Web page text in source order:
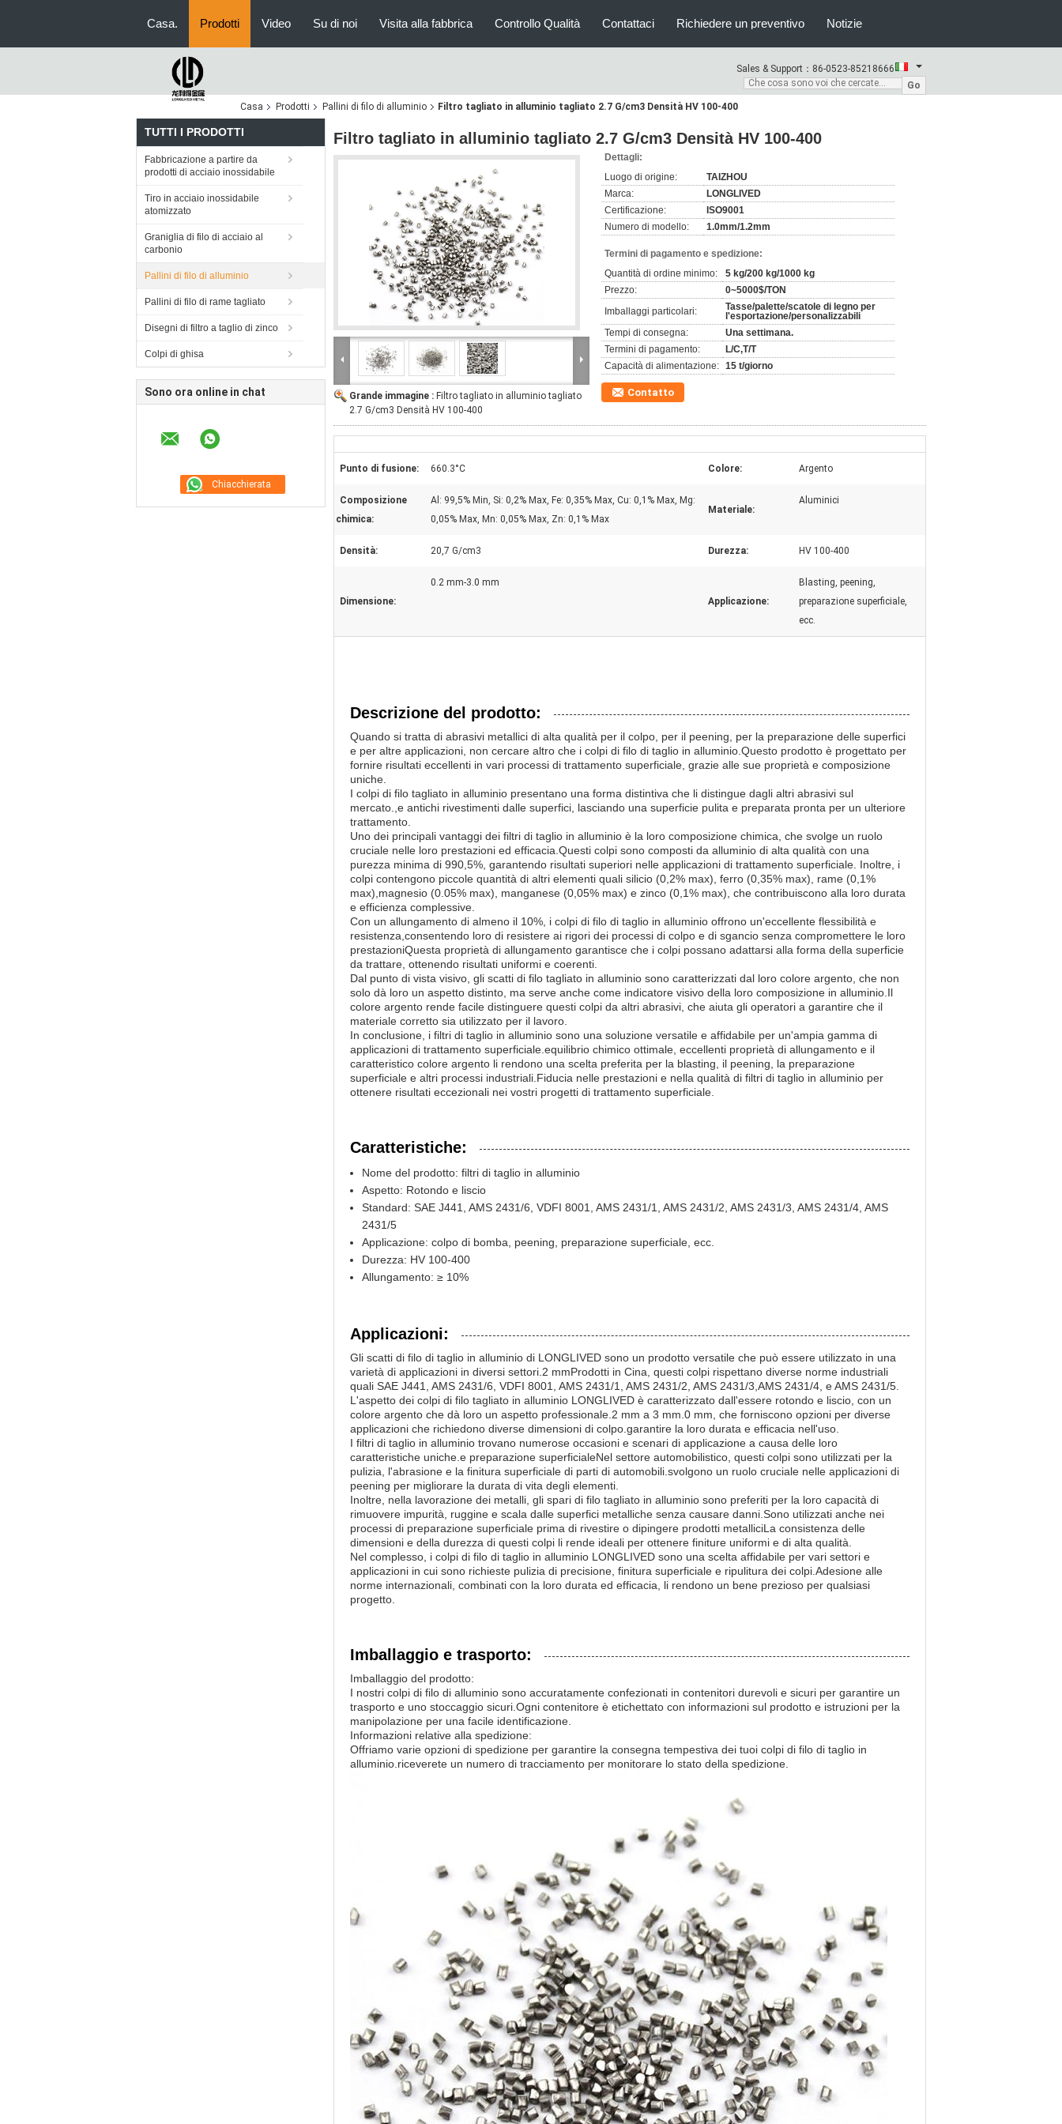
Casa. Prodotti Video Su di noi Visita alla fabbrica Controllo Qualità Contattaci Richiedere un preventivo Notizie
Sales & Support： 86-0523-85218666
Go
Casa
Prodotti Pallini di filo di alluminio Filtro tagliato in alluminio tagliato 2.7 G/cm3 Densità HV 100-400
TUTTI I PRODOTTI
Fabbricazione a partire da
prodotti di acciaio inossidabile
Tiro in acciaio inossidabile
atomizzato
Graniglia di filo di acciaio al
carbonio
Pallini di filo di alluminio
Pallini di filo di rame tagliato
Disegni di filtro a taglio di zinco
Colpi di ghisa
Sono ora online in chat
Filtro tagliato in alluminio tagliato 2.7 G/cm3 Densità HV 100-400
Grande immagine : Filtro tagliato in alluminio tagliato
2.7 G/cm3 Densità HV 100-400
Dettagli:
Luogo di origine:
TAIZHOU
Marca:
LONGLIVED
Certificazione:
ISO9001
Numero di modello:
1.0mm/1.2mm
Termini di pagamento e spedizione:
Quantità di ordine minimo:
5 kg/200 kg/1000 kg
Prezzo:
0~5000$/TON
Imballaggi particolari:
Tasse/palette/scatole di legno per
l'esportazione/personalizzabili
Tempi di consegna:
Una settimana.
Termini di pagamento:
L/C,T/T
Capacità di alimentazione: 15 t/giorno
Contatto
Punto di fusione: 660.3°C Colore: Argento
Composizione
chimica:
Al: 99,5% Min, Si: 0,2% Max, Fe: 0,35% Max, Cu: 0,1% Max, Mg:
0,05% Max, Mn: 0,05% Max, Zn: 0,1% Max
Materiale:
Aluminici
Densità: 20,7 G/cm3 Durezza: HV 100-400
Dimensione:
0.2 mm-3.0 mm
Applicazione:
Blasting, peening,
preparazione superficiale,
ecc.
Descrizione del prodotto:
Quando si tratta di abrasivi metallici di alta qualità per il colpo, per il peening, per la preparazione delle superfici
e per altre applicazioni, non cercare altro che i colpi di filo di taglio in alluminio.Questo prodotto è progettato per
fornire risultati eccellenti in vari processi di trattamento superficiale, grazie alle sue proprietà e composizione
uniche.
I colpi di filo tagliato in alluminio presentano una forma distintiva che li distingue dagli altri abrasivi sul
mercato.,e antichi rivestimenti dalle superfici, lasciando una superficie pulita e preparata pronta per un ulteriore
trattamento.
Uno dei principali vantaggi dei filtri di taglio in alluminio è la loro composizione chimica, che svolge un ruolo
cruciale nelle loro prestazioni ed efficacia.Questi colpi sono composti da alluminio di alta qualità con una
purezza minima di 990,5%, garantendo risultati superiori nelle applicazioni di trattamento superficiale. Inoltre, i
colpi contengono piccole quantità di altri elementi quali silicio (0,2% max), ferro (0,35% max), rame (0,1%
max),magnesio (0.05% max), manganese (0,05% max) e zinco (0,1% max), che contribuiscono alla loro durata
e efficienza complessive.
Con un allungamento di almeno il 10%, i colpi di filo di taglio in alluminio offrono un'eccellente flessibilità e
resistenza,consentendo loro di resistere ai rigori dei processi di colpo e di sgancio senza compromettere le loro
prestazioniQuesta proprietà di allungamento garantisce che i colpi possano adattarsi alla forma della superficie
da trattare, ottenendo risultati uniformi e coerenti.
Dal punto di vista visivo, gli scatti di filo tagliato in alluminio sono caratterizzati dal loro colore argento, che non
solo dà loro un aspetto distinto, ma serve anche come indicatore visivo della loro composizione in alluminio.Il
colore argento rende facile distinguere questi colpi da altri abrasivi, che aiuta gli operatori a garantire che il
materiale corretto sia utilizzato per il lavoro.
In conclusione, i filtri di taglio in alluminio sono una soluzione versatile e affidabile per un'ampia gamma di
applicazioni di trattamento superficiale.equilibrio chimico ottimale, eccellenti proprietà di allungamento e il
caratteristico colore argento li rendono una scelta preferita per la blasting, il peening, la preparazione
superficiale e altri processi industriali.Fiducia nelle prestazioni e nella qualità di filtri di taglio in alluminio per
ottenere risultati eccezionali nei vostri progetti di trattamento superficiale.
Caratteristiche:
Nome del prodotto: filtri di taglio in alluminio
Aspetto: Rotondo e liscio
Standard: SAE J441, AMS 2431/6, VDFI 8001, AMS 2431/1, AMS 2431/2, AMS 2431/3, AMS 2431/4, AMS
2431/5
Applicazione: colpo di bomba, peening, preparazione superficiale, ecc.
Durezza: HV 100-400
Allungamento: ≥ 10%
Applicazioni:
Gli scatti di filo di taglio in alluminio di LONGLIVED sono un prodotto versatile che può essere utilizzato in una
varietà di applicazioni in diversi settori.2 mmProdotti in Cina, questi colpi rispettano diverse norme industriali
quali SAE J441, AMS 2431/6, VDFI 8001, AMS 2431/1, AMS 2431/2, AMS 2431/3,AMS 2431/4, e AMS 2431/5.
L'aspetto dei colpi di filo tagliato in alluminio LONGLIVED è caratterizzato dall'essere rotondo e liscio, con un
colore argento che dà loro un aspetto professionale.2 mm a 3 mm.0 mm, che forniscono opzioni per diverse
applicazioni che richiedono diverse dimensioni di colpo.garantire la loro durata e efficacia nell'uso.
I filtri di taglio in alluminio trovano numerose occasioni e scenari di applicazione a causa delle loro
caratteristiche uniche.e preparazione superficialeNel settore automobilistico, questi colpi sono utilizzati per la
pulizia, l'abrasione e la finitura superficiale di parti di automobili.svolgono un ruolo cruciale nelle applicazioni di
peening per migliorare la durata di vita degli elementi.
Inoltre, nella lavorazione dei metalli, gli spari di filo tagliato in alluminio sono preferiti per la loro capacità di
rimuovere impurità, ruggine e scala dalle superfici metalliche senza causare danni.Sono utilizzati anche nei
processi di preparazione superficiale prima di rivestire o dipingere prodotti metalliciLa consistenza delle
dimensioni e della durezza di questi colpi li rende ideali per ottenere finiture uniformi e di alta qualità.
Nel complesso, i colpi di filo di taglio in alluminio LONGLIVED sono una scelta affidabile per vari settori e
applicazioni in cui sono richieste pulizia di precisione, finitura superficiale e ripulitura dei colpi.Adesione alle
norme internazionali, combinati con la loro durata ed efficacia, li rendono un bene prezioso per qualsiasi
progetto.
Imballaggio e trasporto:
Imballaggio del prodotto:
I nostri colpi di filo di alluminio sono accuratamente confezionati in contenitori durevoli e sicuri per garantire un
trasporto e uno stoccaggio sicuri.Ogni contenitore è etichettato con informazioni sul prodotto e istruzioni per la
manipolazione per una facile identificazione.
Informazioni relative alla spedizione:
Offriamo varie opzioni di spedizione per garantire la consegna tempestiva dei tuoi colpi di filo di taglio in
alluminio.riceverete un numero di tracciamento per monitorare lo stato della spedizione.